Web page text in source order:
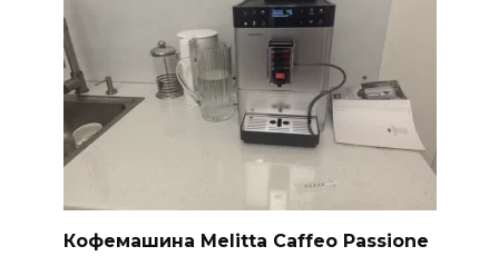
Кофемашина Melitta Caffeo Passione